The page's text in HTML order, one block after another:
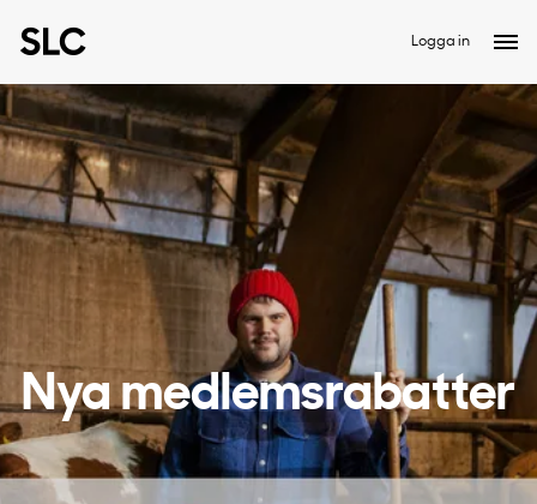
Logga in
Nya medlemsrabatter